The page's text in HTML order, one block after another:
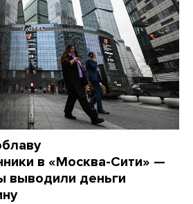
в «Москва-Сити» —
выводили деньги